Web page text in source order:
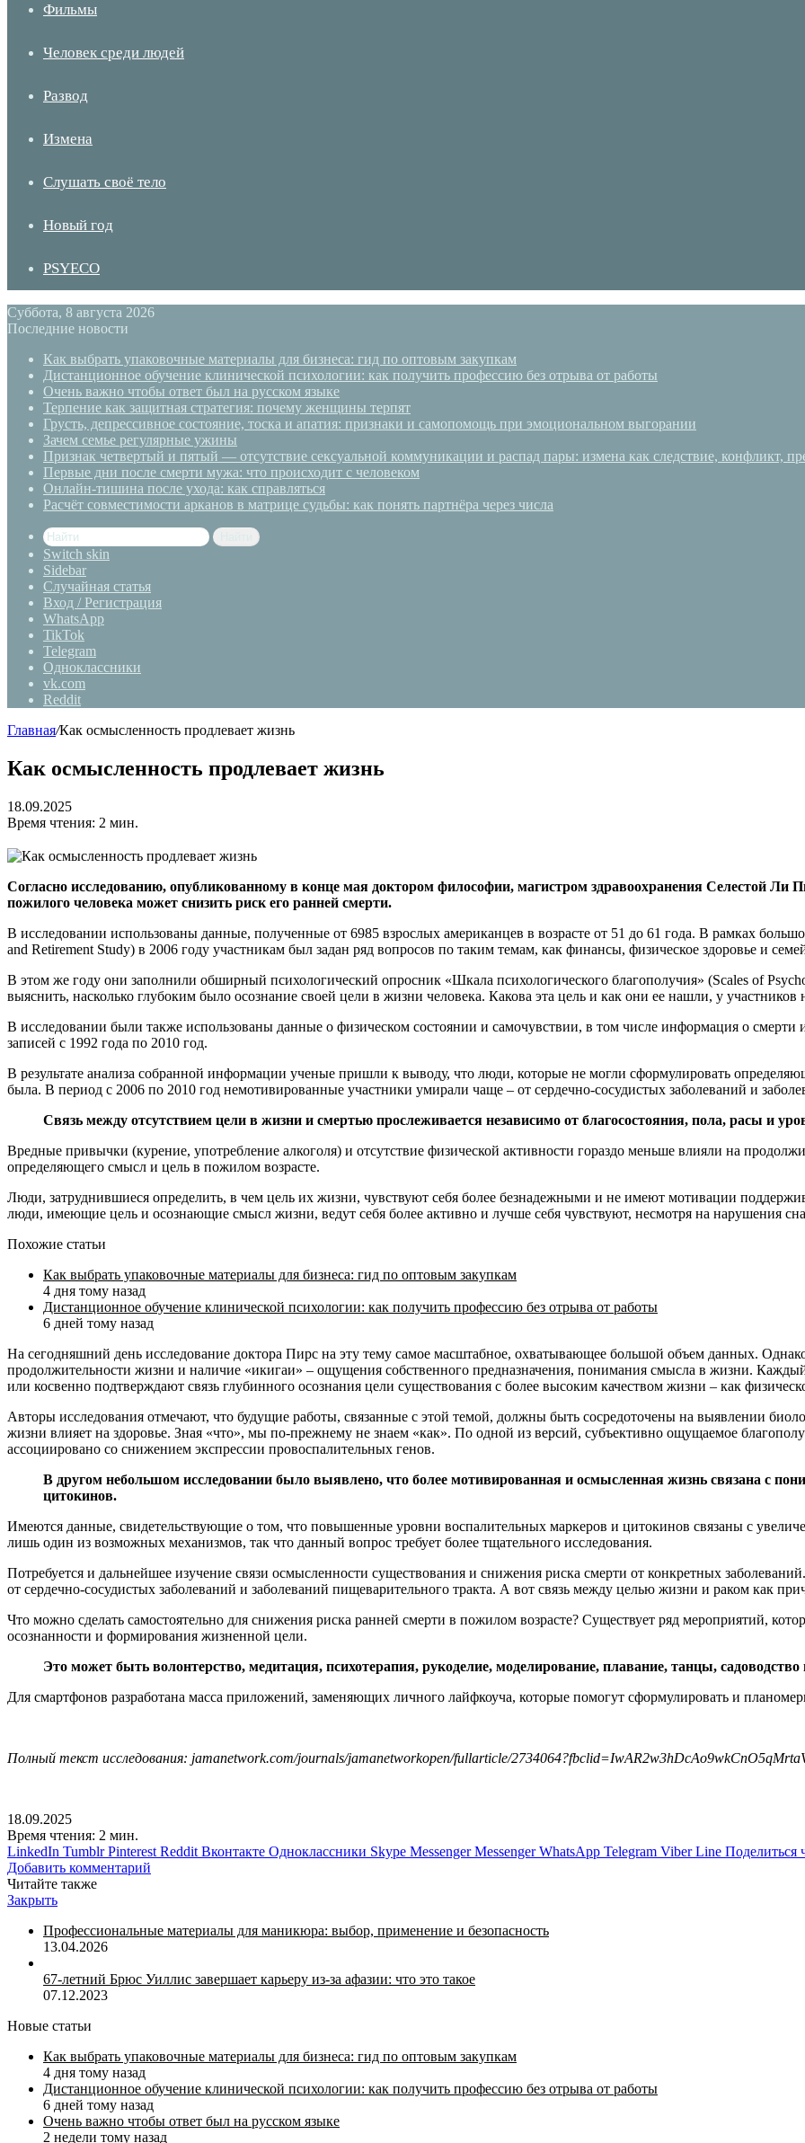
Фильмы
Человек среди людей
Развод
Измена
Слушать своё тело
Новый год
PSYECO
Суббота, 8 августа 2026
Последние новости
Как выбрать упаковочные материалы для бизнеса: гид по оптовым закупкам
Дистанционное обучение клинической психологии: как получить профессию без отрыва от работы
Очень важно чтобы ответ был на русском языке
Терпение как защитная стратегия: почему женщины терпят
Грусть, депрессивное состояние, тоска и апатия: признаки и самопомощь при эмоциональном выгорании
Зачем семье регулярные ужины
Признак четвертый и пятый — отсутствие сексуальной коммуникации и распад пары: измена как следствие, конфликт,
Первые дни после смерти мужа: что происходит с человеком
Онлайн-тишина после ухода: как справляться
Расчёт совместимости арканов в матрице судьбы: как понять партнёра через числа
Switch skin
Sidebar
Случайная статья
Вход / Регистрация
WhatsApp
TikTok
Telegram
Одноклассники
vk.com
Reddit
Главная/Как осмысленность продлевает жизнь
Как осмысленность продлевает жизнь
18.09.2025
Время чтения: 2 мин.
Согласно исследованию, опубликованному в конце мая доктором философии, магистром здравоохранения Селестой
пожилого человека может снизить риск его ранней смерти.
В исследовании использованы данные, полученные от 6985 взрослых американцев в возрасте от 51 до 61 года. В рамках
and Retirement Study) в 2006 году участникам был задан ряд вопросов по таким темам, как финансы, физическое здоровье и
В этом же году они заполнили обширный психологический опросник «Шкала психологического благополучия» (Scales of
выяснить, насколько глубоким было осознание своей цели в жизни человека. Какова эта цель и как они ее нашли, у участников
В исследовании были также использованы данные о физическом состоянии и самочувствии, в том числе информация о смерти
записей с 1992 года по 2010 год.
В результате анализа собранной информации ученые пришли к выводу, что люди, которые не могли сформулировать
была. В период с 2006 по 2010 год немотивированные участники умирали чаще – от сердечно-сосудистых заболеваний и
Связь между отсутствием цели в жизни и смертью прослеживается независимо от благосостояния, пола, расы и
Вредные привычки (курение, употребление алкоголя) и отсутствие физической активности гораздо меньше влияли на
определяющего смысл и цель в пожилом возрасте.
Люди, затруднившиеся определить, в чем цель их жизни, чувствуют себя более безнадежными и не имеют мотивации
люди, имеющие цель и осознающие смысл жизни, ведут себя более активно и лучше себя чувствуют, несмотря на нарушения
Похожие статьи
Как выбрать упаковочные материалы для бизнеса: гид по оптовым закупкам
4 дня тому назад
Дистанционное обучение клинической психологии: как получить профессию без отрыва от работы
6 дней тому назад
На сегодняшний день исследование доктора Пирс на эту тему самое масштабное, охватывающее большой объем данных.
продолжительности жизни и наличие «икигаи» – ощущения собственного предназначения, понимания смысла в жизни.
или косвенно подтверждают связь глубинного осознания цели существования с более высоким качеством жизни – как
Авторы исследования отмечают, что будущие работы, связанные с этой темой, должны быть сосредоточены на выявлении
жизни влияет на здоровье. Зная «что», мы по-прежнему не знаем «как». По одной из версий, субъективно ощущаемое
ассоциировано со снижением экспрессии провоспалительных генов.
В другом небольшом исследовании было выявлено, что более мотивированная и осмысленная жизнь связана с
цитокинов.
Имеются данные, свидетельствующие о том, что повышенные уровни воспалительных маркеров и цитокинов связаны с
лишь один из возможных механизмов, так что данный вопрос требует более тщательного исследования.
Потребуется и дальнейшее изучение связи осмысленности существования и снижения риска смерти от конкретных
от сердечно-сосудистых заболеваний и заболеваний пищеварительного тракта. А вот связь между целью жизни и раком как
Что можно сделать самостоятельно для снижения риска ранней смерти в пожилом возрасте? Существует ряд мероприятий,
осознанности и формирования жизненной цели.
Это может быть волонтерство, медитация, психотерапия, рукоделие, моделирование, плавание, танцы, садоводство
Для смартфонов разработана масса приложений, заменяющих личного лайфкоуча, которые помогут сформулировать и
Полный текст исследования: jamanetwork.com/journals/jamanetworkopen/fullarticle/
18.09.2025
Время чтения: 2 мин.
LinkedIn Tumblr Pinterest Reddit Вконтакте Одноклассники Skype Messenger Messenger WhatsApp Telegram Viber Line Поделиться
Добавить комментарий
Читайте также
Закрыть
Профессиональные материалы для маникюра: выбор, применение и безопасность
13.04.2026
67-летний Брюс Уиллис завершает карьеру из-за афазии: что это такое
07.12.2023
Новые статьи
Как выбрать упаковочные материалы для бизнеса: гид по оптовым закупкам
4 дня тому назад
Дистанционное обучение клинической психологии: как получить профессию без отрыва от работы
6 дней тому назад
Очень важно чтобы ответ был на русском языке
2 недели тому назад